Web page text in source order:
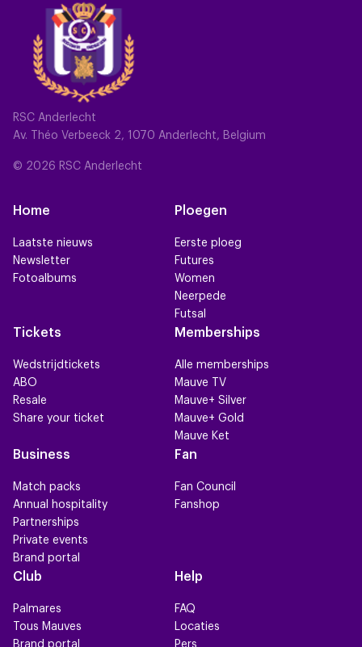
RSC Anderlecht
Av. Théo Verbeeck 2, 1070 Anderlecht, Belgium
© 2026 RSC Anderlecht
Home
Laatste nieuws
Newsletter
Fotoalbums
Ploegen
Eerste ploeg
Futures
Women
Neerpede
Futsal
Tickets
Wedstrijdtickets
ABO
Resale
Share your ticket
Memberships
Alle memberships
Mauve TV
Mauve+ Silver
Mauve+ Gold
Mauve Ket
Business
Match packs
Annual hospitality
Partnerships
Private events
Brand portal
Fan
Fan Council
Fanshop
Club
Palmares
Tous Mauves
Brand portal
Help
FAQ
Locaties
Pers